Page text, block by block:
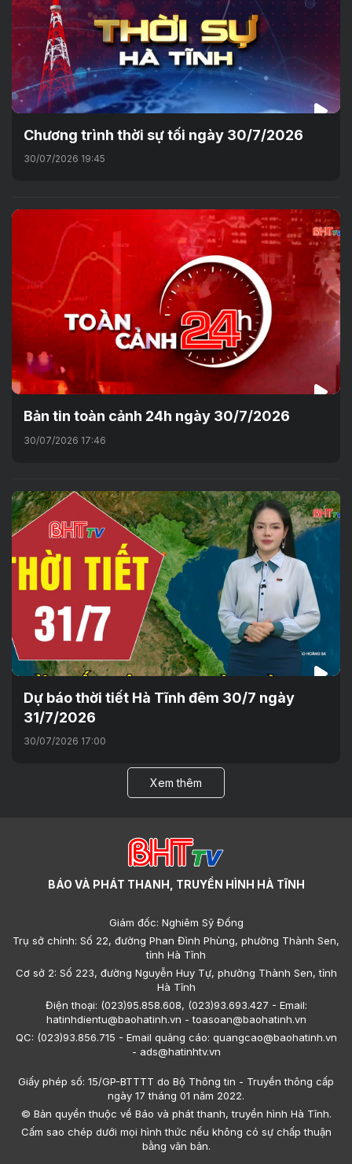
Chương trình thời sự tối ngày 30/7/2026
30/07/2026 19:45
Bản tin toàn cảnh 24h ngày 30/7/2026
30/07/2026 17:46
Dự báo thời tiết Hà Tĩnh đêm 30/7 ngày
31/7/2026
30/07/2026 17:00
Xem thêm
BÁO VÀ PHÁT THANH, TRUYỀN HÌNH HÀ TĨNH
Giám đốc: Nghiêm Sỹ Đống
Trụ sở chính: Số 22, đường Phan Đình Phùng, phường Thành Sen,
tỉnh Hà Tĩnh
Cơ sở 2: Số 223, đường Nguyễn Huy Tự, phường Thành Sen, tỉnh
Hà Tĩnh
Điện thoại: (023)95.858.608, (023)93.693.427 - Email:
hatinhdientu@baohatinh.vn - toasoan@baohatinh.vn
QC: (023)93.856.715 - Email quảng cáo: quangcao@baohatinh.vn
- ads@hatinhtv.vn
Giấy phép số: 15/GP-BTTTT do Bộ Thông tin - Truyền thông cấp
ngày 17 tháng 01 năm 2022.
© Bản quyền thuộc về Báo và phát thanh, truyền hình Hà Tĩnh.
Cấm sao chép dưới mọi hình thức nếu không có sự chấp thuận
bằng văn bản.